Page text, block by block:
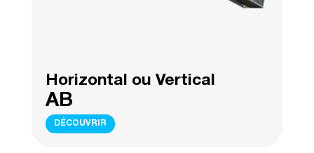
Horizontal ou Vertical
AB
DÉCOUVRIR